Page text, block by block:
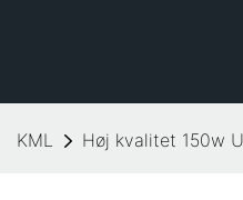
KML Høj kvalitet 150w